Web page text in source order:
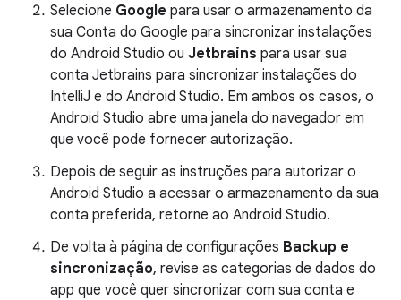
Selecione Google para usar o armazenamento da
sua Conta do Google para sincronizar instalações
do Android Studio ou Jetbrains para usar sua
conta Jetbrains para sincronizar instalações do
IntelliJ e do Android Studio. Em ambos os casos, o
Android Studio abre uma janela do navegador em
que você pode fornecer autorização.
Depois de seguir as instruções para autorizar o
Android Studio a acessar o armazenamento da sua
conta preferida, retorne ao Android Studio.
De volta à página de configurações Backup e
sincronização, revise as categorias de dados do
app que você quer sincronizar com sua conta e